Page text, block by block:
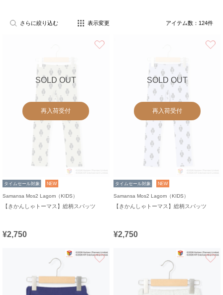
さらに絞り込む 表示変更 アイテム数： 124件
SOLD OUT
再入荷受付
タイムセール対象 NEW
Samansa Mos2 Lagom（KIDS）
【きかんしゃトーマス】総柄スパッツ
¥2,750
SOLD OUT
再入荷受付
タイムセール対象 NEW
Samansa Mos2 Lagom（KIDS）
【きかんしゃトーマス】総柄スパッツ
¥2,750